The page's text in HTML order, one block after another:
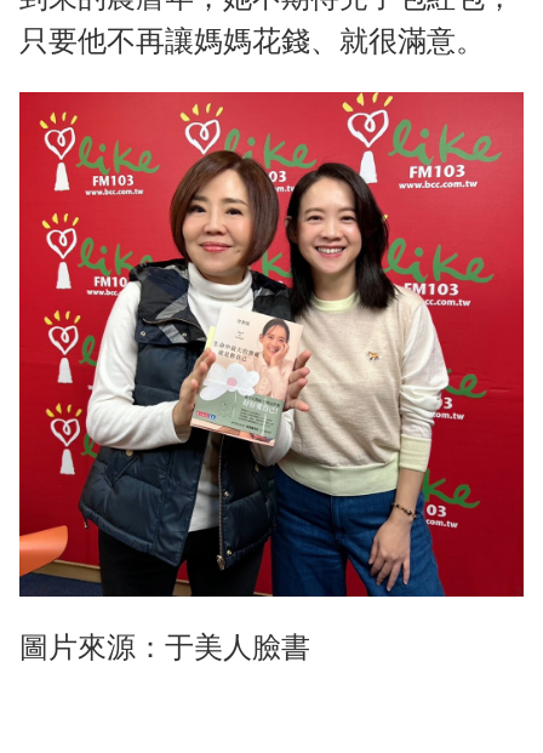
只要他不再讓媽媽花錢、就很滿意。
圖片來源：于美人臉書